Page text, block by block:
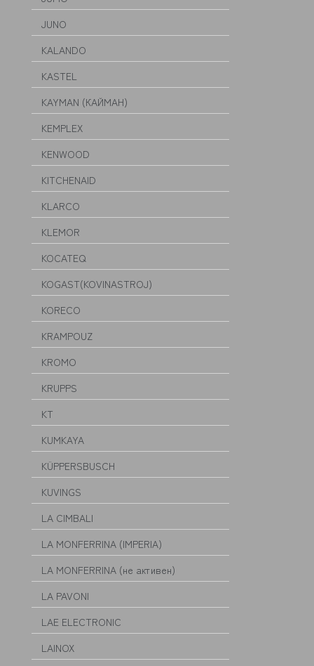
JUNO
KALANDO
KASTEL
KAYMAN (КАЙМАН)
KEMPLEX
KENWOOD
KITCHENAID
KLARCO
KLEMOR
KOCATEQ
KOGAST(KOVINASTROJ)
KORECO
KRAMPOUZ
KROMO
KRUPPS
KT
KUMKAYA
KÜPPERSBUSCH
KUVINGS
LA CIMBALI
LA MONFERRINA (IMPERIA)
LA MONFERRINA (не активен)
LA PAVONI
LAE ELECTRONIC
LAINOX